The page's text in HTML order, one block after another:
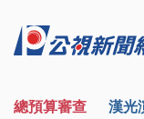
總預算審查 漢光